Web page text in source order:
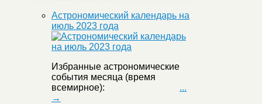
Астрономический календарь на
июль 2023 года
Избранные астрономические
события месяца (время
всемирное): ...
→